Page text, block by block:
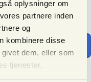
oplysninger om
partnere inden
og
kombinere disse
dem, eller som
tjenester.